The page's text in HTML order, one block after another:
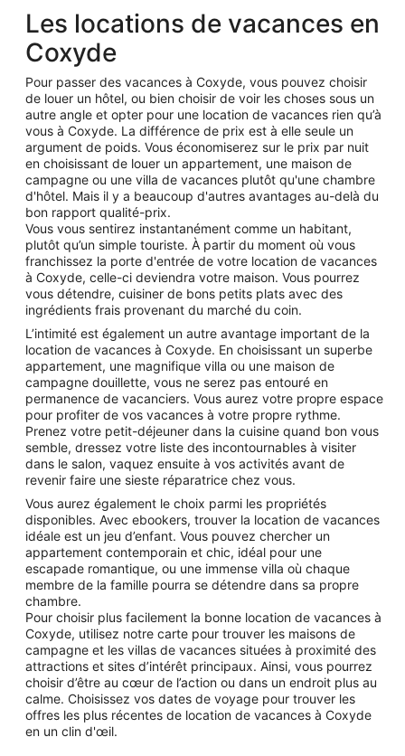
Les locations de vacances en
Coxyde
Pour passer des vacances à Coxyde, vous pouvez choisir
de louer un hôtel, ou bien choisir de voir les choses sous un
autre angle et opter pour une location de vacances rien qu’à
vous à Coxyde. La différence de prix est à elle seule un
argument de poids. Vous économiserez sur le prix par nuit
en choisissant de louer un appartement, une maison de
campagne ou une villa de vacances plutôt qu'une chambre
d'hôtel. Mais il y a beaucoup d'autres avantages au-delà du
bon rapport qualité-prix.
Vous vous sentirez instantanément comme un habitant,
plutôt qu’un simple touriste. À partir du moment où vous
franchissez la porte d'entrée de votre location de vacances
à Coxyde, celle-ci deviendra votre maison. Vous pourrez
vous détendre, cuisiner de bons petits plats avec des
ingrédients frais provenant du marché du coin.
L’intimité est également un autre avantage important de la
location de vacances à Coxyde. En choisissant un superbe
appartement, une magnifique villa ou une maison de
campagne douillette, vous ne serez pas entouré en
permanence de vacanciers. Vous aurez votre propre espace
pour profiter de vos vacances à votre propre rythme.
Prenez votre petit-déjeuner dans la cuisine quand bon vous
semble, dressez votre liste des incontournables à visiter
dans le salon, vaquez ensuite à vos activités avant de
revenir faire une sieste réparatrice chez vous.
Vous aurez également le choix parmi les propriétés
disponibles. Avec ebookers, trouver la location de vacances
idéale est un jeu d’enfant. Vous pouvez chercher un
appartement contemporain et chic, idéal pour une
escapade romantique, ou une immense villa où chaque
membre de la famille pourra se détendre dans sa propre
chambre.
Pour choisir plus facilement la bonne location de vacances à
Coxyde, utilisez notre carte pour trouver les maisons de
campagne et les villas de vacances situées à proximité des
attractions et sites d’intérêt principaux. Ainsi, vous pourrez
choisir d’être au cœur de l’action ou dans un endroit plus au
calme. Choisissez vos dates de voyage pour trouver les
offres les plus récentes de location de vacances à Coxyde
en un clin d'œil.